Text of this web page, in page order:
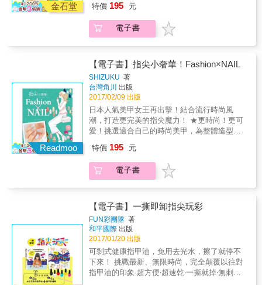
始，天天玩妝，漂亮外出！ ※透過本書，你可
妝，以及21款延伸變化妝效 ✔獻上詳細步驟講
解圖，更限定連結彩妝互動影片，STEP BY
STEP一對一教學，像知心好朋友般你如何變
美！ ✔介紹適合台灣人膚色、膚質、五官條件
及台灣氣候的彩妝保養方法 ✔千萬網友提問的
美妝保養QA，破除網路流言迷思 本書將分為五
大單元：肌膚基本、7大基礎全臉妝X16款變化
技巧妝效、5大季節色系全臉妝（film only）、
彩妝基本、保養基本。作者以自身美妝保養知
識出發，結合美妝部落客的經驗，從各種調性
的膚質、膚色講起，分析不同皮膚適合何種保
養方式，並利用各種彩妝手法，可將自我優點
突顯至最大，也親身示範/詳細介紹基礎全臉妝
以及延伸變化妝效，讀者可隨書中圖解步驟及
互動教學影片學習化妝，另有嚴選好物分享、
真的太開心了，恭喜我們的伊林女孩雅勻，不
但Youtube頻道擁有十幾萬訂閱大軍，而現在終
於要推出第一本美妝書了，想必這本書內容相
當豐富，我自己也非常期待，希望大家要多多
支持雅勻的新書喔！」 ─造型師 李明川 「恭喜
雅勻，這位勇敢追夢的女孩，出了人生第一本
美妝書，相信這本書一定會非常精采，期待雅
勻更多令人耳目一新的作品，也預祝雅勻新書
金石堂
彩！以隨手可得的道具X零失敗步驟圖＝打造最
時尚感的日式指彩！ & 指尖，正是決定整體穿
搭是否成功的關鍵！ 只要找到適合自己的指彩
尚感吧！ 本書作者SHIZUKU，日本社群網站
Ameba上分享隨手畫出時尚感十足的創意指彩
而一躍成名，並受邀與各美甲大廠合作。以獨
創的教學步驟及應用平價小物畫出指彩而深受
讀者喜愛。
特價 195 元
電子書
Readmoo
【電子書】指尖小奢華！Fashion×NAIL
SHIZUKU 著
台灣角川 出版
2017/02/09 出版
日本人氣美甲女王再出擊！結合流行時尚風
潮，打造更完美的指尖魔力！ ★更時尚！更可
愛！挑選適合自己的時尚美甲，為整體造型畫
彩！以隨手可得的道具X零失敗步驟圖＝打造最
時尚感的日式指彩！ & 指尖，正是決定整體穿
搭是否成功的關鍵！ 只要找到適合自己的指彩
尚感吧！ 本書作者SHIZUKU，日本社群網站
Ameba上分享隨手畫出時尚感十足的創意指彩
而一躍成名，並受邀與各美甲大廠合作。以獨
創的教學步驟及應用平價小物畫出指彩而深受
讀者喜愛。
特價 195 元
電子書
【電子書】一撕即卸指尖玩彩
FUN彩團隊 著
和平國際 出版
2017/01/20 出版
可剝式健康指甲油，免用去光水，擦了就停不
下來！ 挑戰最新、無限時尚，完全顛覆以往對
指甲油的印象 超方便‧超速乾‧一撕就掉‧無刺鼻